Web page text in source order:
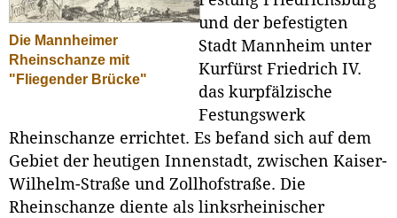
Die Mannheimer
Rheinschanze mit
"Fliegender Brücke"
und der befestigten
Stadt Mannheim unter
Kurfürst Friedrich IV.
das kurpfälzische
Festungswerk
Rheinschanze errichtet. Es befand sich auf dem
Gebiet der heutigen Innenstadt, zwischen Kaiser-
Wilhelm-Straße und Zollhofstraße. Die
Rheinschanze diente als linksrheinischer